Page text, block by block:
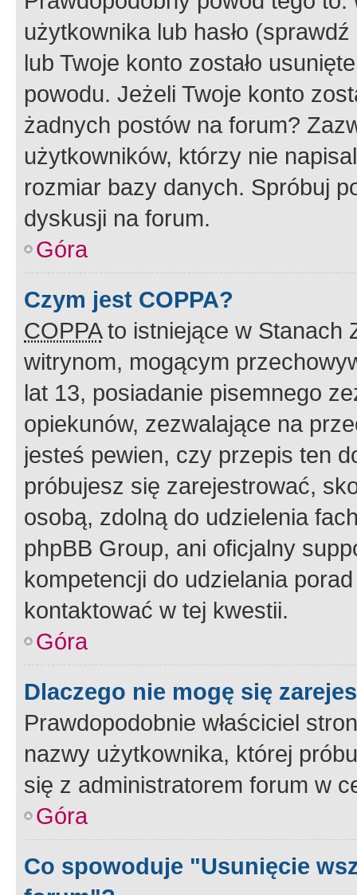
użytkownika lub hasło
lub Twoje konto zostało
powodu. Jeżeli Twoje konto
żadnych postów na forum?
użytkowników, którzy nie
rozmiar bazy danych. Spróbuj
dyskusji na forum.
Góra
Czym jest COPPA?
COPPAto istniejące w Stanach
witrynom, mogącym
lat 13, posiadanie pisemnego
opiekunów, zezwalające na
jesteś pewien, czy przepis ten
próbujesz się zarejestrować,
osobą, zdolną do udzielenia
phpBB Group, ani oficjalny
kompetencji do udzielania
kontaktować w tej kwestii.
Góra
Dlaczego nie mogę się
Prawdopodobnie właściciel
nazwy użytkownika, której
się z administratorem forum w
Góra
Co spowoduje "Usunięcie